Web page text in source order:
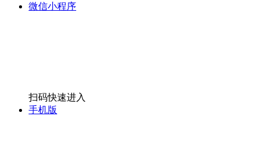
微信小程序
扫码快速进入
手机版